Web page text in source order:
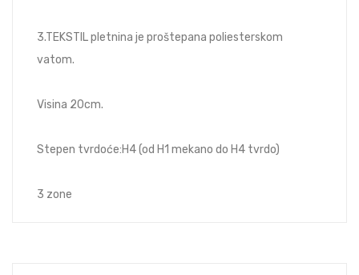
3.TEKSTIL pletnina je proštepana poliesterskom
vatom.
Visina 20cm.
Stepen tvrdoće:H4 (od H1 mekano do H4 tvrdo)
3 zone